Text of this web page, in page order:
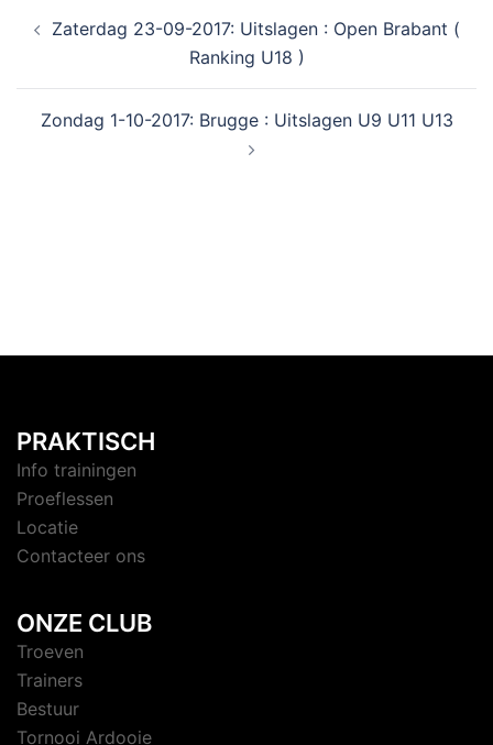
Zaterdag 23-09-2017: Uitslagen : Open Brabant (
Ranking U18 )
Zondag 1-10-2017: Brugge : Uitslagen U9 U11 U13
PRAKTISCH
Info trainingen
Proeflessen
Locatie
Contacteer ons
ONZE CLUB
Troeven
Trainers
Bestuur
Tornooi Ardooie